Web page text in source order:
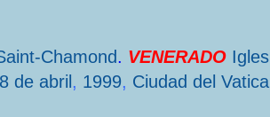
Chamond. VENERADO
de abril , 1999, Ciudad del